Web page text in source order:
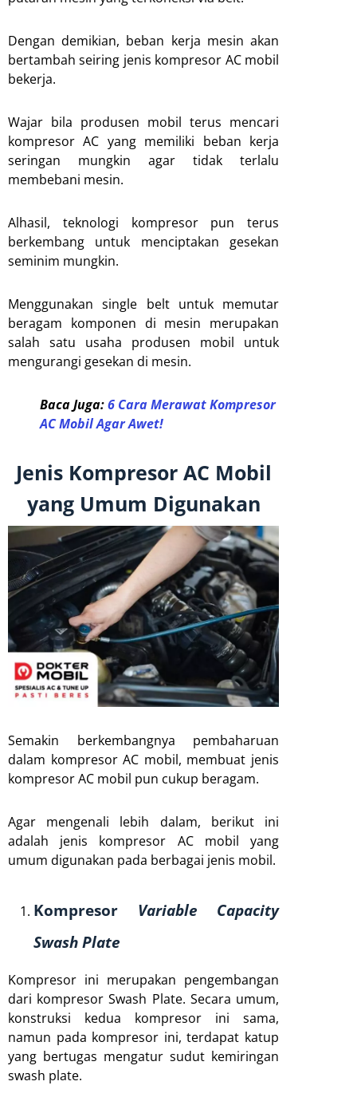
Dengan demikian, beban kerja mesin akan
bertambah seiring jenis kompresor AC mobil
bekerja.
Wajar bila produsen mobil terus mencari
kompresor AC yang memiliki beban kerja
seringan mungkin agar tidak terlalu
membebani mesin.
Alhasil, teknologi kompresor pun terus
berkembang untuk menciptakan gesekan
seminim mungkin.
Menggunakan single belt untuk memutar
beragam komponen di mesin merupakan
salah satu usaha produsen mobil untuk
mengurangi gesekan di mesin.
Baca Juga:6 Cara Merawat Kompresor
AC Mobil Agar Awet!
Jenis Kompresor AC Mobil
yang Umum Digunakan
Semakin berkembangnya pembaharuan
dalam kompresor AC mobil, membuat jenis
kompresor AC mobil pun cukup beragam.
Agar mengenali lebih dalam, berikut ini
adalah jenis kompresor AC mobil yang
umum digunakan pada berbagai jenis mobil.
Kompresor Variable Capacity
Swash Plate
Kompresor ini merupakan pengembangan
dari kompresor Swash Plate. Secara umum,
konstruksi kedua kompresor ini sama,
namun pada kompresor ini, terdapat katup
yang bertugas mengatur sudut kemiringan
swash plate.